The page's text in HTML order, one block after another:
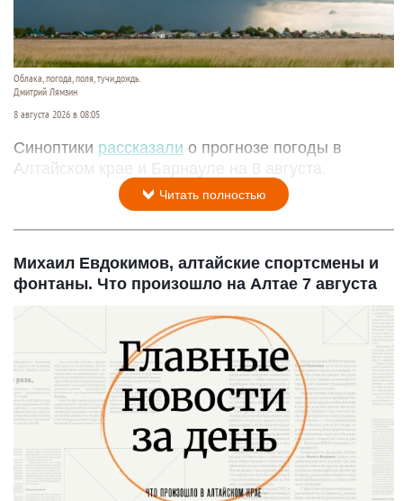
Облака, погода, поля, тучи,дождь.
Дмитрий Лямзин
8 августа 2026 в 08:05
Синоптики рассказали о прогнозе погоды в
Алтайском крае и Барнауле на 8 августа.
Читать полностью
Михаил Евдокимов, алтайские спортсмены и
фонтаны. Что произошло на Алтае 7 августа